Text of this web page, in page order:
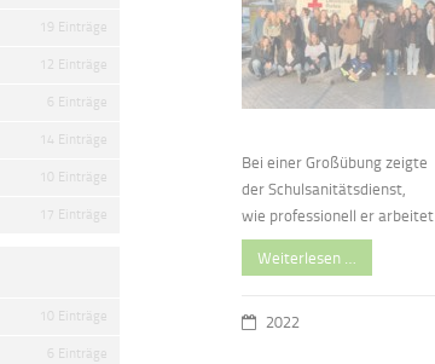
Bei einer Großübung zeigte
der Schulsanitätsdienst,
wie professionell er arbeitet
Weiterlesen …
2022
19 Einträge
12 Einträge
6 Einträge
14 Einträge
10 Einträge
17 Einträge
10 Einträge
6 Einträge